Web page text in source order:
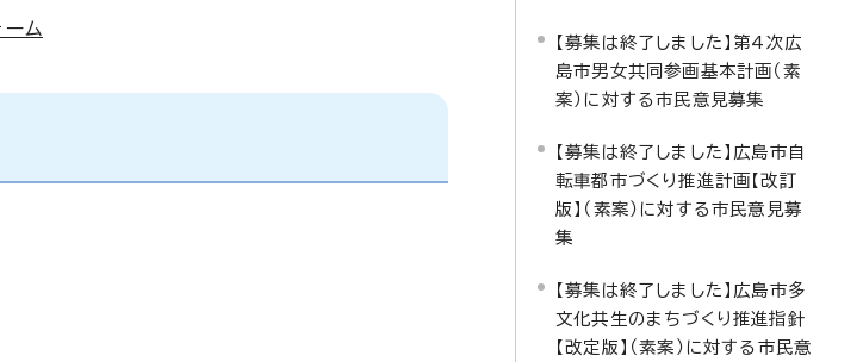
ム
【募集は終了しました】第4次広
島市男女共同参画基本計画（素
案）に対する市民意見募集
【募集は終了しました】広島市自
転車都市づくり推進計画【改訂
版】（素案）に対する市民意見募
集
【募集は終了しました】広島市多
文化共生のまちづくり推進指針
【改定版】（素案）に対する市民意